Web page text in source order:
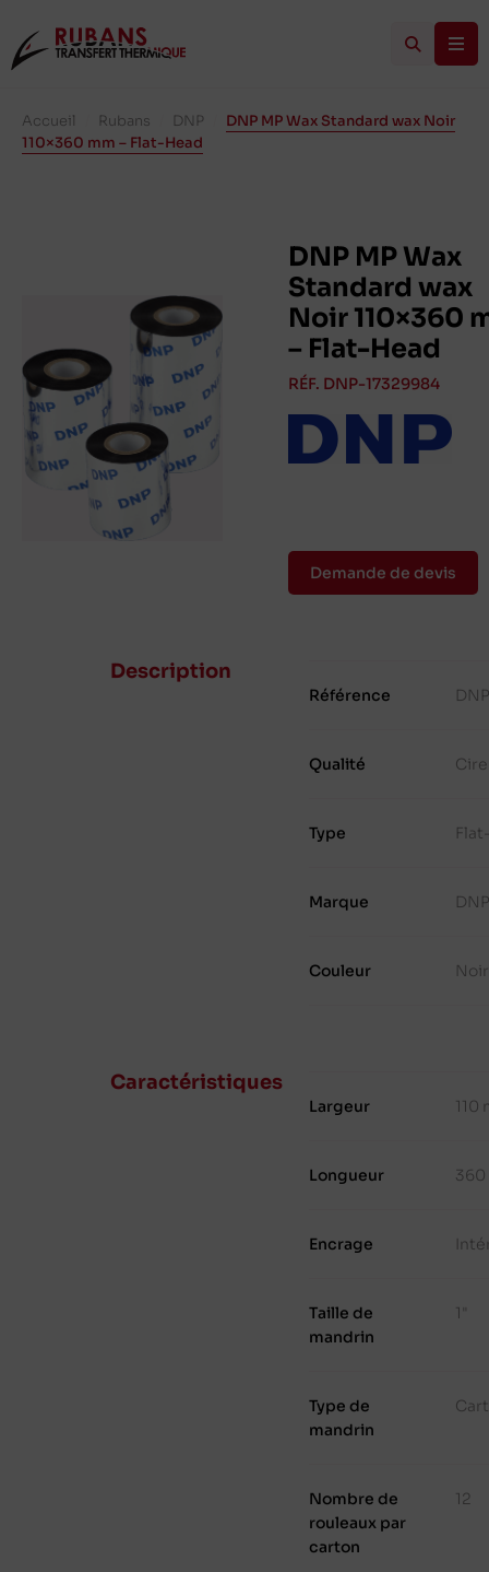
Accueil Rubans DNP
DNP MP Wax Standard wax Noir
110×360 mm – Flat-Head
DNP MP Wax
Standard wax
Noir 110×360
– Flat-Head
RÉF. DNP-17329984
Demande de devis
Description
Référence
Qualité Cire
Type
Marque
Couleur Noir
Caractéristiques
Largeur 110
Longueur 360
Encrage
Taille de
mandrin
1"
Type de
mandrin
Nombre de
rouleaux par
carton
12